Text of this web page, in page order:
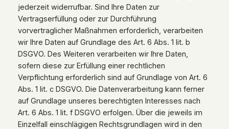
jederzeit widerrufbar. Sind Ihre Daten zur
Vertragserfüllung oder zur Durchführung
vorvertraglicher Maßnahmen erforderlich, verarbeiten
wir Ihre Daten auf Grundlage des Art. 6 Abs. 1 lit. b
DSGVO. Des Weiteren verarbeiten wir Ihre Daten,
sofern diese zur Erfüllung einer rechtlichen
Verpflichtung erforderlich sind auf Grundlage von Art. 6
Abs. 1 lit. c DSGVO. Die Datenverarbeitung kann ferner
auf Grundlage unseres berechtigten Interesses nach
Art. 6 Abs. 1 lit. f DSGVO erfolgen. Über die jeweils im
Einzelfall einschlägigen Rechtsgrundlagen wird in den